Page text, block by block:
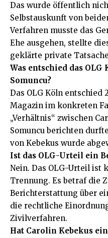
Das wurde öffentlich
Selbstauskunft von
Verfahren musste das
Ehe ausgehen, stellte
geklärte private
Was entschied das OLG
Somuncu?
Das OLG Köln entschied
Magazin im konkreten
„Verhältnis“ zwischen
Somuncu berichten
von Kebekus wurde
Ist das OLG-Urteil ein
Nein. Das OLG-Urteil ist
Trennung. Es betraf die
Berichterstattung über
die rechtliche
Zivilverfahren.
Hat Carolin Kebekus